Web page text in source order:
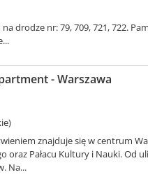
drodze nr: 79, 709, 721, 722.
- Warszawa
znajduje się w centrum
oraz Pałacu Kultury i Nauki. Od
Na...